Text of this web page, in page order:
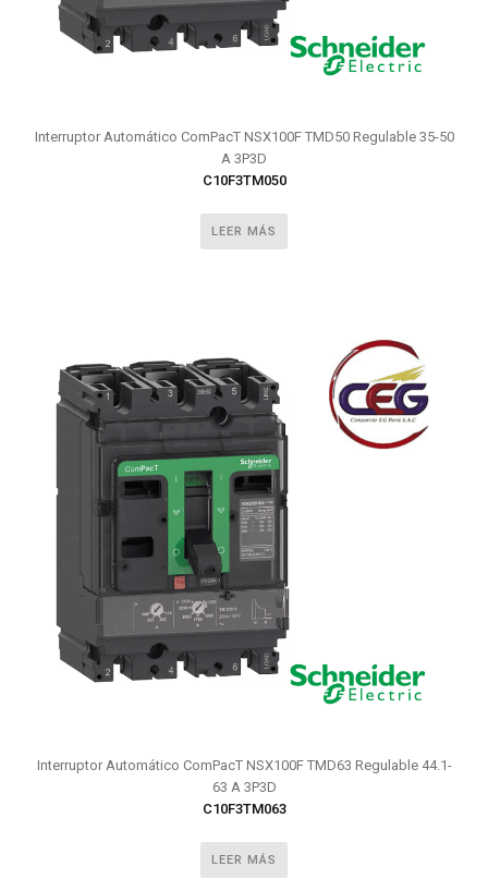
Interruptor Automático ComPacT NSX100F TMD50 Regulable 35-50
A 3P3D
C10F3TM050
LEER MÁS
Interruptor Automático ComPacT NSX100F TMD63 Regulable 44.1-
63 A 3P3D
C10F3TM063
LEER MÁS